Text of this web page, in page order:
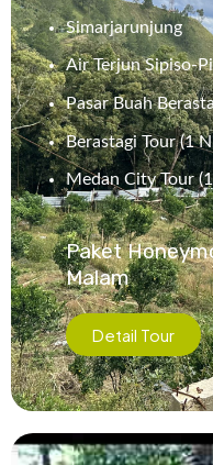
Simarjarunjung
Air Terjun Sipiso-
Pasar Buah
Berastagi Tour (1
Medan City Tour
Paket
Malam
Detail Tour